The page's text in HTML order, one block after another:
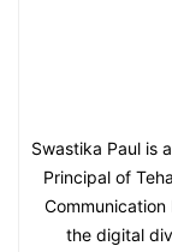
Swastika Paul is
Principal of
the digital